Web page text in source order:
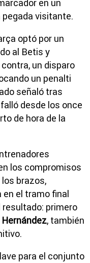
en un
visitante.
optó por un
al Betis y
un disparo
un penalti
señaló tras
desde los once
de hora de la
los compromisos
brazos,
el tramo final
resultado: primero
Hernández, también
para el conjunto